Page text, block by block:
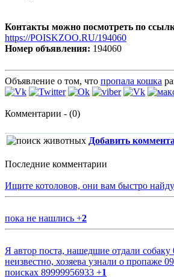
Контакты можно посмотреть по
https://POISKZOO.RU/194060
Номер объявления: 194060
Объявление о том, что пропала кошка
Комментарии - (0)
Добавить
Последние комментарии
Ищите котоловов, они вам быстро
пока не нашлись +2
Я автор поста, нашедшие отдали собаку
неизвестно, хозяева узнали о пропаже
поисках 89999956933 +1